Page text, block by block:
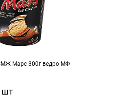
Марс 300г ведро МФ
шт